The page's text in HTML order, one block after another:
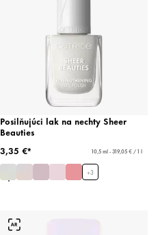
Posilňujúci lak na nechty Sheer
Beauties
3,35 €*
10,5 ml - 319,05 € / 1 l
+3